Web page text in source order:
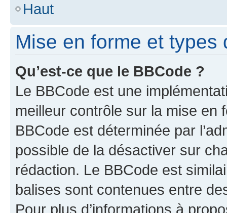
Haut
Mise en forme et types
Qu’est-ce que le BBCode ?
Le BBCode est une
meilleur contrôle sur la mise en
BBCode est déterminée par
possible de la désactiver sur
rédaction. Le BBCode est
balises sont contenues entre
Pour plus d’informations à